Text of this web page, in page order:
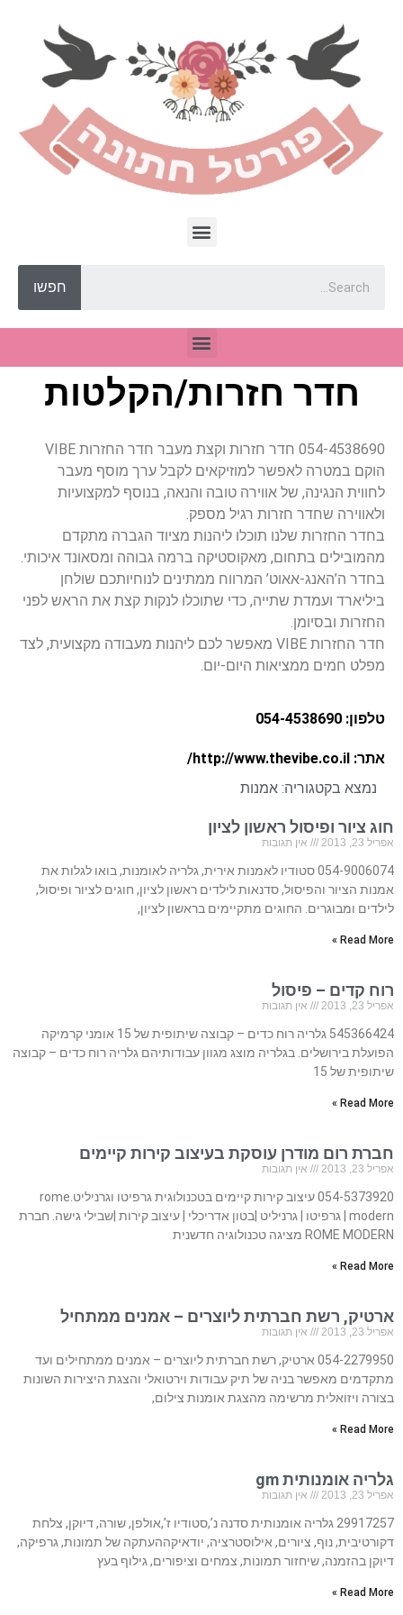
חפשו
חדר חזרות/הקלטות
054-4538690 חדר חזרות וקצת מעבר חדר החזרות VIBE
הוקם במטרה לאפשר למוזיקאים לקבל ערך מוסף מעבר
לחווית הנגינה, של אווירה טובה והנאה, בנוסף למקצועיות
ולאווירה שחדר חזרות רגיל מספק.
בחדר החזרות שלנו תוכלו ליהנות מציוד הגברה מתקדם
מהמובילים בתחום, מאקוסטיקה ברמה גבוהה ומסאונד איכותי.
בחדר ה’האנג-אאוט’ המרווח ממתינים לנוחיותכם שולחן
ביליארד ועמדת שתייה, כדי שתוכלו לנקות קצת את הראש לפני
החזרות ובסיומן.
חדר החזרות VIBE מאפשר לכם ליהנות מעבודה מקצועית, לצד
מפלט חמים ממציאות היום-יום.
טלפון: 054-4538690
אתר: http://www.thevibe.co.il/
נמצא בקטגוריה: אמנות
חוג ציור ופיסול ראשון לציון
אפריל 23, 2013 אין תגובות
054-9006074 סטודיו לאמנות אירית, גלריה לאומנות, בואו לגלות את
אמנות הציור והפיסול, סדנאות לילדים ראשון לציון, חוגים לציור ופיסול,
לילדים ומבוגרים. החוגים מתקיימים בראשון לציון,
Read More »
רוח קדים – פיסול
אפריל 23, 2013 אין תגובות
545366424 גלריה רוח כדים – קבוצה שיתופית של 15 אומני קרמיקה
הפועלת בירושלים. בגלריה מוצג מגוון עבודותיהם גלריה רוח כדים – קבוצה
שיתופית של 15
Read More »
חברת רום מודרן עוסקת בעיצוב קירות קיימים
אפריל 23, 2013 אין תגובות
054-5373920 עיצוב קירות קיימים בטכנולוגית גרפיטו וגרניליט.rome
modern | גרפיטו | גרניליט |בטון אדריכלי | עיצוב קירות |שבילי גישה. חברת
ROME MODERN מציגה טכנולוגיה חדשנית
Read More »
ארטיק, רשת חברתית ליוצרים – אמנים ממתחיל
אפריל 23, 2013 אין תגובות
054-2279950 ארטיק, רשת חברתית ליוצרים – אמנים ממתחילים ועד
מתקדמים מאפשר בניה של תיק עבודות וירטואלי והצגת היצירות השונות
בצורה ויזואלית מרשימה מהצגת אומנות צילום,
Read More »
גלריה אומנותית gm
אפריל 23, 2013 אין תגובות
29917257 גלריה אומנותית סדנה נ’,סטודיו ז’,אולפן, שורה, דיוקן, צלחת
דקורטיבית, נוף, ציורים, אילוסטרציה, יודאיקההעתקה של תמונות, גרפיקה,
דיוקן בהזמנה, שיחזור תמונות, צמחים וציפורים, גילוף בעץ
Read More »